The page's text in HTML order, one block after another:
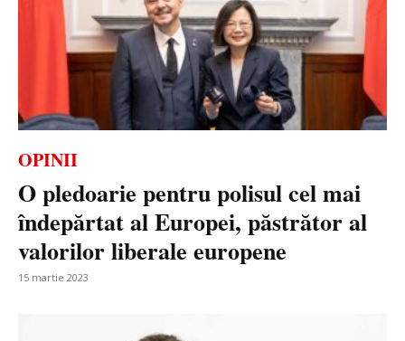
OPINII
O pledoarie pentru polisul cel mai
îndepărtat al Europei, păstrător al
valorilor liberale europene
15 martie 2023